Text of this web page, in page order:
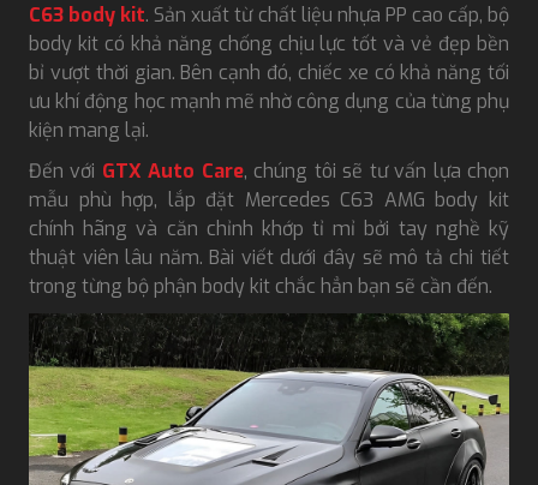
C63 body kit. Sản xuất từ chất liệu nhựa PP cao cấp, bộ
body kit có khả năng chống chịu lực tốt và vẻ đẹp bền
bỉ vượt thời gian. Bên cạnh đó, chiếc xe có khả năng tối
ưu khí động học mạnh mẽ nhờ công dụng của từng phụ
kiện mang lại.
Đến với GTX Auto Care, chúng tôi sẽ tư vấn lựa chọn
mẫu phù hợp, lắp đặt Mercedes C63 AMG body kit
chính hãng và căn chỉnh khớp tỉ mỉ bởi tay nghề kỹ
thuật viên lâu năm. Bài viết dưới đây sẽ mô tả chi tiết
trong từng bộ phận body kit chắc hẳn bạn sẽ cần đến.